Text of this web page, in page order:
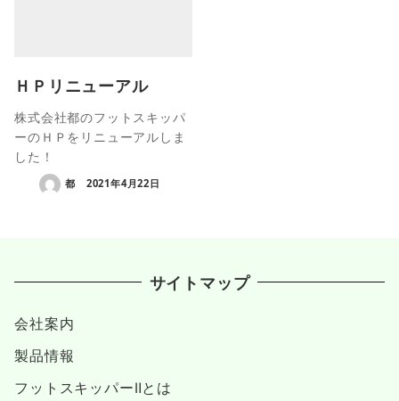
ＨＰリニューアル
株式会社都のフットスキッパ
ーのＨＰをリニューアルしま
した！
都 2021年4月22日
サイトマップ
会社案内
製品情報
フットスキッパーⅡとは